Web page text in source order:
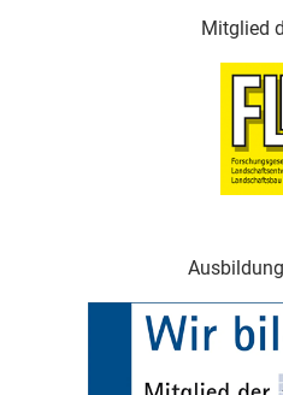
Mitglied